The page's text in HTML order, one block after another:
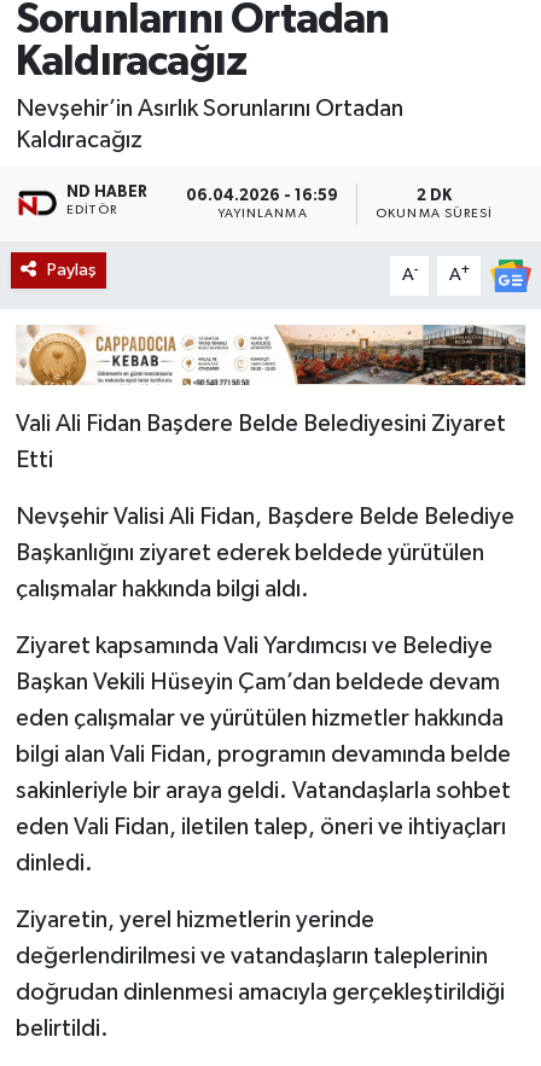
Sorunlarını Ortadan
Kaldıracağız
Nevşehir’in Asırlık Sorunlarını Ortadan
Kaldıracağız
ND HABER
EDITÖR
06.04.2026 - 16:59
YAYINLANMA
2 DK
OKUNMA SÜRESI
Paylaş A- A+
Vali Ali Fidan Başdere Belde Belediyesini Ziyaret
Etti
Nevşehir Valisi Ali Fidan, Başdere Belde Belediye
Başkanlığını ziyaret ederek beldede yürütülen
çalışmalar hakkında bilgi aldı.
Ziyaret kapsamında Vali Yardımcısı ve Belediye
Başkan Vekili Hüseyin Çam’dan beldede devam
eden çalışmalar ve yürütülen hizmetler hakkında
bilgi alan Vali Fidan, programın devamında belde
sakinleriyle bir araya geldi. Vatandaşlarla sohbet
eden Vali Fidan, iletilen talep, öneri ve ihtiyaçları
dinledi.
Ziyaretin, yerel hizmetlerin yerinde
değerlendirilmesi ve vatandaşların taleplerinin
doğrudan dinlenmesi amacıyla gerçekleştirildiği
belirtildi.